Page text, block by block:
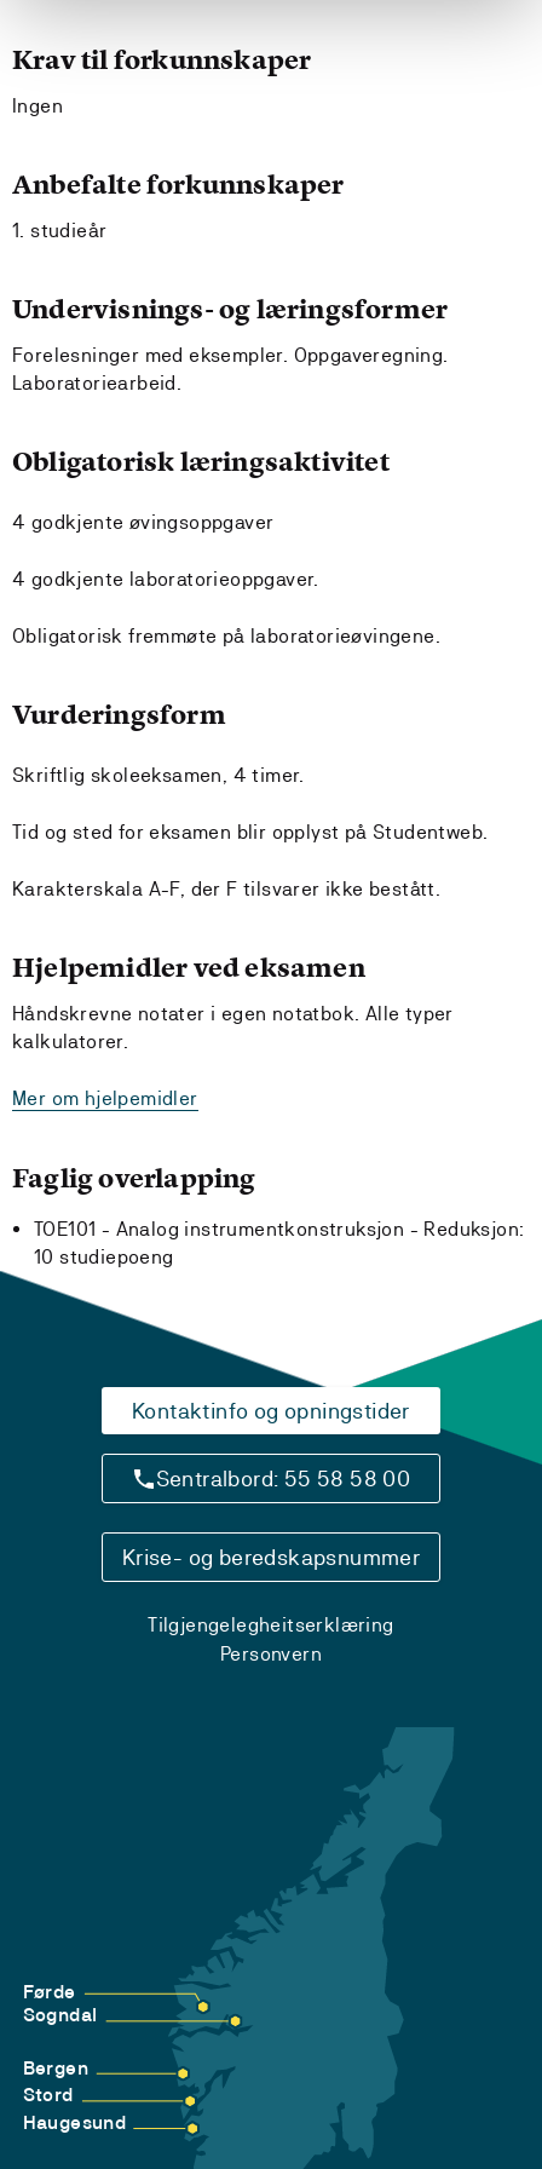
Krav til forkunnskaper
Ingen
Anbefalte forkunnskaper
1. studieår
Undervisnings- og læringsformer
Forelesninger med eksempler. Oppgaveregning.
Laboratoriearbeid.
Obligatorisk læringsaktivitet
4 godkjente øvingsoppgaver
4 godkjente laboratorieoppgaver.
Obligatorisk fremmøte på laboratorieøvingene.
Vurderingsform
Skriftlig skoleeksamen, 4 timer.
Tid og sted for eksamen blir opplyst på Studentweb.
Karakterskala A-F, der F tilsvarer ikke bestått.
Hjelpemidler ved eksamen
Håndskrevne notater i egen notatbok. Alle typer
kalkulatorer.
Mer om hjelpemidler
Faglig overlapping
TOE101 - Analog instrumentkonstruksjon - Reduksjon:
10 studiepoeng
Kontaktinfo og opningstider
Sentralbord: 55 58 58 00
Krise- og beredskapsnummer
Tilgjengelegheitserklæring
Personvern
Førde
Sogndal
Bergen
Stord
Haugesund